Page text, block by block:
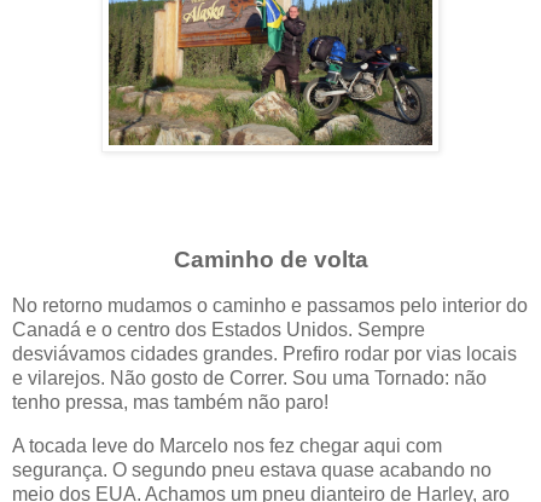
Caminho de volta
No retorno mudamos o caminho e passamos pelo interior do
Canadá e o centro dos Estados Unidos. Sempre
desviávamos cidades grandes. Prefiro rodar por vias locais
e vilarejos. Não gosto de Correr. Sou uma Tornado: não
tenho pressa, mas também não paro!
A tocada leve do Marcelo nos fez chegar aqui com
segurança. O segundo pneu estava quase acabando no
meio dos EUA. Achamos um pneu dianteiro de Harley, aro